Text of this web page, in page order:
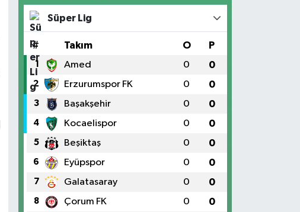
Süper Lig
# Takım O P
1 Amed 0 0
2 Erzurumspor FK 0 0
3 Başakşehir 0 0
4 Kocaelispor 0 0
5 Beşiktaş 0 0
6 Eyüpspor 0 0
7 Galatasaray 0 0
8 Çorum FK 0 0